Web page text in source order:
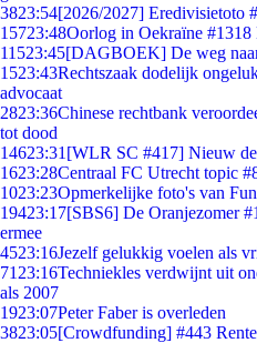
3823:54[2026/2027] Eredivisietoto
15723:48Oorlog in Oekraïne #1318
11523:45[DAGBOEK] De weg
1523:43Rechtszaak dodelijk
advocaat
2823:36Chinese rechtbank
tot dood
14623:31 [WLR SC #417] Nieuw
1623:28Centraal FC Utrecht topic
1023:23Opmerkelijke foto's van
19423:17[SBS6] De Oranjezomer
ermee
4523:16Jezelf gelukkig voelen als
71 23:16Techniekles verdwijnt uit
als 2007
1923:07Peter Faber is overleden
3823:05[Crowdfunding] #443